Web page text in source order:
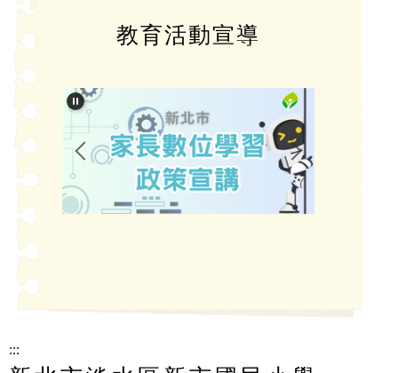
教育活動宣導
:::